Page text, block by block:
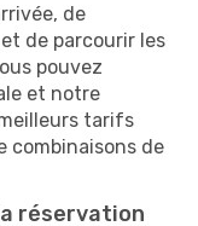
de
de parcourir les
pouvez
et notre
tarifs
combinaisons de
réservation